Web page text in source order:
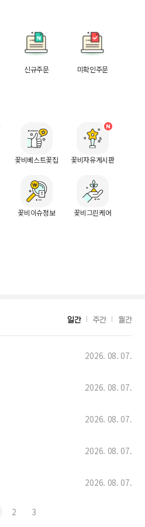
신규주문 미확인주문
꽃비베스트꽃집 꽃비자유게시판
꽃비이슈정보 꽃비그린케어
일간 주간 월간
2026. 08. 07.
2026. 08. 07.
2026. 08. 07.
2026. 08. 07.
2026. 08. 07.
2 3